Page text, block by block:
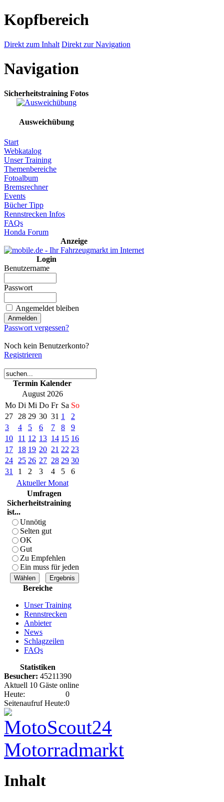
Kopfbereich
Direkt zum Inhalt Direkt zur Navigation
Navigation
Sicherheitstraining Fotos
Ausweichübung
Start
Webkatalog
Unser Training
Themenbereiche
Fotoalbum
Bremsrechner
Events
Bücher Tipp
Rennstrecken Infos
FAQs
Honda Forum
Anzeige
Login
Benutzername
Passwort
Angemeldet bleiben
Passwort vergessen?
Noch kein Benutzerkonto?
Registrieren
Termin Kalender
August 2026
Mo Di Mi Do Fr Sa So
27
28 29 30 31 1
2
3
4 5 6 7 8
9
10
11 12 13 14 15 16
17
18 19 20 21 22 23
24
25 26 27 28 29 30
31
1 2 3 4 5
6
Aktueller Monat
Umfragen
Sicherheitstraining
ist...
Unnötig
Selten gut
OK
Gut
Zu Empfehlen
Ein muss für jeden
Bereiche
Unser Training
Rennstrecken
Anbieter
News
Schlagzeilen
FAQs
Statistiken
Besucher: 45211390
Aktuell 10 Gäste online
Heute:
0
Seitenaufruf Heute:0
Inhalt